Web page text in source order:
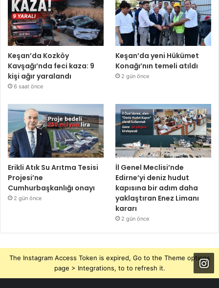
Keşan’da Kozköy
Kavşağı’nda feci kaza: 9
kişi ağır yaralandı
6 saat önce
Keşan’da yeni Hükümet
Konağı’nın temeli atıldı
2 gün önce
Erikli Atık Su Arıtma Tesisi
Projesi’ne
Cumhurbaşkanlığı onayı
2 gün önce
İl Genel Meclisi’nde
Edirne’yi deniz hudut
kapısına bir adım daha
yaklaştıran Enez Limanı
kararı
2 gün önce
The Instagram Access Token is expired, Go to the Theme options
page > Integrations, to to refresh it.